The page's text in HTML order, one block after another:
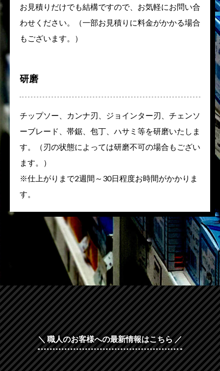
お見積りだけでも結構ですので、お気軽にお問い合
わせください。（一部お見積りに料金がかかる場合
もございます。）
研磨
チップソー、カンナ刃、ジョインター刃、チェンソ
ーブレード、帯鋸、包丁、ハサミ等を研磨いたしま
す。（刃の状態によっては研磨不可の場合もござい
ます。）
※仕上がりまで2週間～30日程度お時間がかかりま
す。
＼ 職人のお客様への最新情報はこちら ／